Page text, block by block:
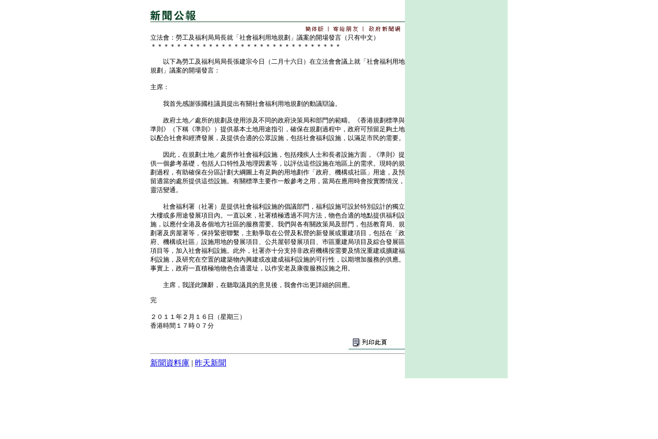
立法會：勞工及福利局局長就「社會福利用地規劃」議案的開場發言（只有中文）
＊＊＊＊＊＊＊＊＊＊＊＊＊＊＊＊＊＊＊＊＊＊＊＊＊＊＊＊＊＊
以下為勞工及福利局局長張建宗今日（二月十六日）在立法會會議上就「社會福利用地
規劃」議案的開場發言：
主席：
我首先感謝張國柱議員提出有關社會福利用地規劃的動議辯論。
政府土地／處所的規劃及使用涉及不同的政府決策局和部門的範疇。《香港規劃標準與
準則》（下稱《準則》）提供基本土地用途指引，確保在規劃過程中，政府可預留足夠土地
以配合社會和經濟發展，及提供合適的公眾設施，包括社會福利設施，以滿足市民的需要。
因此，在規劃土地／處所作社會福利設施，包括殘疾人士和長者設施方面，《準則》提
供一個參考基礎，包括人口特性及地理因素等，以評估這些設施在地區上的需求。現時的規
劃過程，有助確保在分區計劃大綱圖上有足夠的用地劃作「政府、機構或社區」用途，及預
留適當的處所提供這些設施。有關標準主要作一般參考之用，當局在應用時會按實際情況，
靈活變通。
社會福利署（社署）是提供社會福利設施的倡議部門，福利設施可設於特別設計的獨立
大樓或多用途發展項目內。一直以來，社署積極透過不同方法，物色合適的地點提供福利設
施，以應付全港及各個地方社區的服務需要。我們與各有關政策局及部門，包括教育局、規
劃署及房屋署等，保持緊密聯繫，主動爭取在公營及私營的新發展或重建項目，包括在「政
府、機構或社區」設施用地的發展項目、公共屋邨發展項目、巿區重建局項目及綜合發展區
項目等，加入社會福利設施。此外，社署亦十分支持非政府機構按需要及情況重建或擴建福
利設施，及研究在空置的建築物內興建或改建成福利設施的可行性，以期增加服務的供應。
事實上，政府一直積極地物色合適選址，以作安老及康復服務設施之用。
主席，我謹此陳辭，在聽取議員的意見後，我會作出更詳細的回應。
完
２０１１年２月１６日（星期三）
香港時間１７時０７分
新聞資料庫 | 昨天新聞